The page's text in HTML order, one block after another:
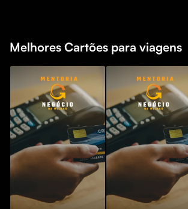
Melhores Cartões para viagens